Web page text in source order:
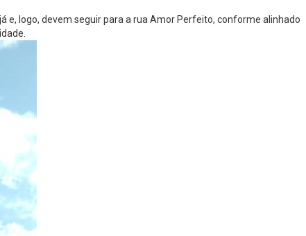
e, logo, devem seguir para a rua Amor Perfeito, conforme alinhado